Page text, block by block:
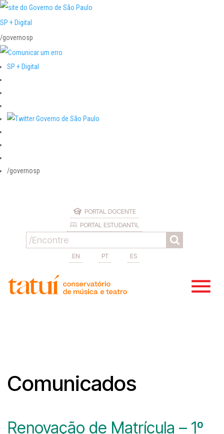
SP + Digital
/governosp
SP + Digital
/governosp
PORTAL DOCENTE
PORTAL ESTUDANTIL
EN PT ES
Comunicados
Renovação de Matrícula – 1º